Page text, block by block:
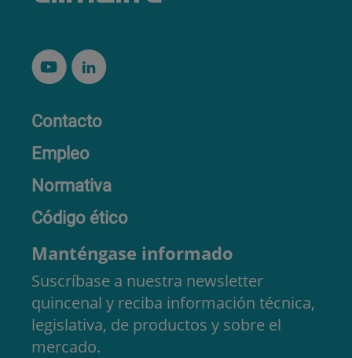
Contacto
Empleo
Normativa
Código ético
Manténgase informado
Suscríbase a nuestra newsletter
quincenal y reciba información técnica,
legislativa, de productos y sobre el
mercado.